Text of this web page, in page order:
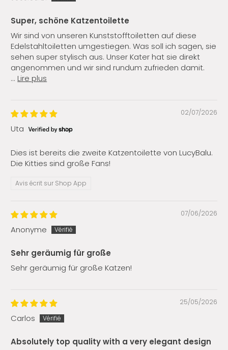
Super, schöne Katzentoilette
Wir sind von unseren Kunststofftoiletten auf diese
Edelstahltoiletten umgestiegen. Was soll ich sagen, sie
sehen super stylisch aus. Unser Kater hat sie direkt
angenommen und wir sind rundum zufrieden damit.
... Lire plus
02/07/2026
Uta
Dies ist bereits die zweite Katzentoilette von LucyBalu.
Die Kitties sind große Fans!
Avis écrit sur Shop App
07/06/2026
Anonyme
Sehr geräumig für große
Sehr geräumig für große Katzen!
25/05/2026
Carlos
Absolutely top quality with a very elegant design